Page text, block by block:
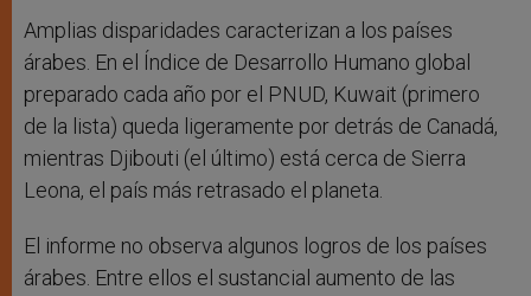
Amplias disparidades caracterizan a los países
árabes. En el Índice de Desarrollo Humano global
preparado cada año por el PNUD, Kuwait (primero
de la lista) queda ligeramente por detrás de Canadá,
mientras Djibouti (el último) está cerca de Sierra
Leona, el país más retrasado el planeta.
El informe no observa algunos logros de los países
árabes. Entre ellos el sustancial aumento de las